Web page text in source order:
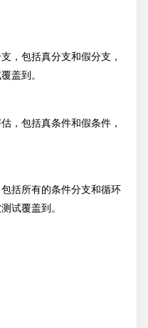
，包括真分支和假分支，
盖到。
，包括真条件和假条件，
括所有的条件分支和循环
试覆盖到。